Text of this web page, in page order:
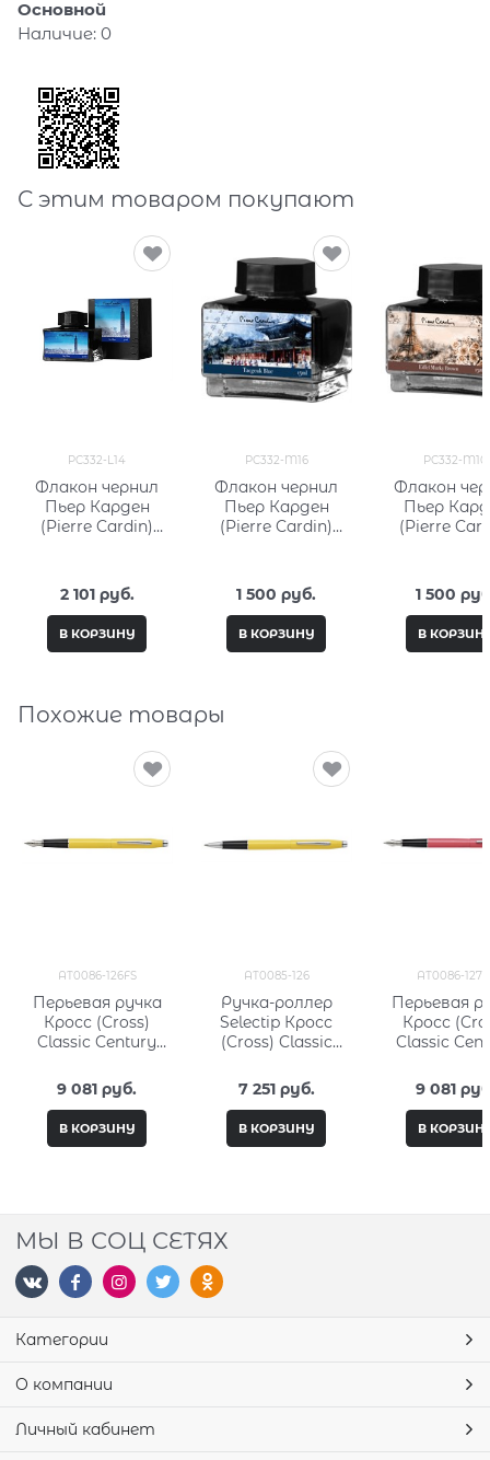
Основной
Наличие: 0
С этим товаром покупают
PC332-L14
Флакон чернил
Пьер Карден
(Pierre Cardin)
2 101 руб.
В КОРЗИНУ
PC332-M16
Флакон чернил
Пьер Карден
(Pierre Cardin)
M16
1 500 руб.
В КОРЗИНУ
PC332-M10
Флакон
Пьер
(Pierre
M10
1 500
В
Похожие товары
AT0086-126FS
Перьевая ручка
Кросс (Cross)
Classic Century
Lacquer
9 081 руб.
В КОРЗИНУ
AT0085-126
Ручка-роллер
Selectip Кросс
(Cross) Classic
Yellow Lacquer
7 251 руб.
В КОРЗИНУ
AT0086-
Перьевая
Кросс
Classic
Lacquer
9 081
В
МЫ В СОЦ СЕТЯХ
Категории
О компании
Личный кабинет